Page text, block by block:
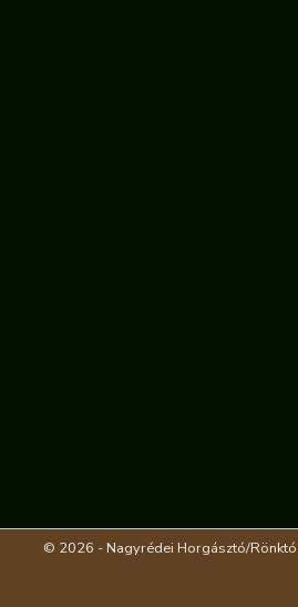
© 2026 - Nagyrédei Horgásztó/